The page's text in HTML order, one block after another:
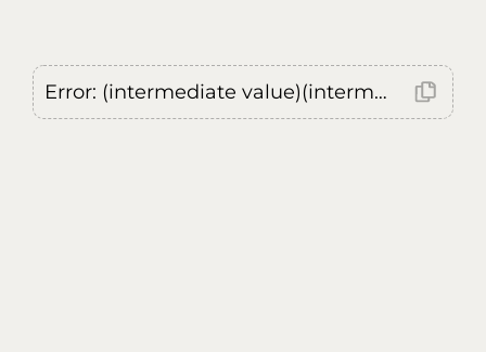
Error: (intermediate value)(intermediate value)(intermediate value).replaceAll is not a function